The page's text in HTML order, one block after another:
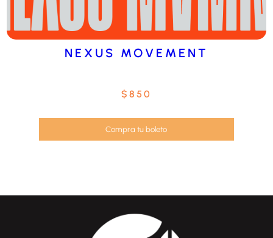
NEXUS MOVEMENT
$ 850
Compra tu boleto